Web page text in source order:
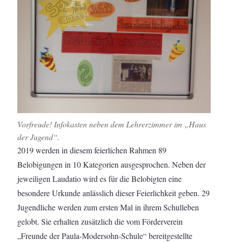
Vorfreude! Infokasten neben dem Lehrerzimmer im „Haus
der Jugend“.
2019 werden in diesem feierlichen Rahmen 89
Belobigungen in 10 Kategorien ausgesprochen. Neben der
jeweiligen Laudatio wird es für die Belobigten eine
besondere Urkunde anlässlich dieser Feierlichkeit geben. 29
Jugendliche werden zum ersten Mal in ihrem Schulleben
gelobt. Sie erhalten zusätzlich die vom Förderverein
„Freunde der Paula-Modersohn-Schule“ bereitgestellte